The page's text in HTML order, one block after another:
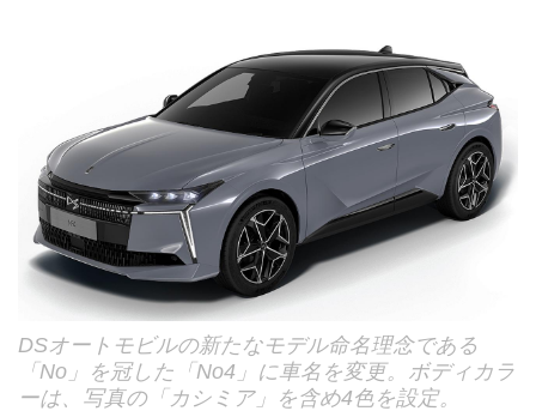
DSオートモビルの新たなモデル命名理念である
「No」を冠した「No4」に車名を変更。ボディカラ
ーは、写真の「カシミア」を含め4色を設定。